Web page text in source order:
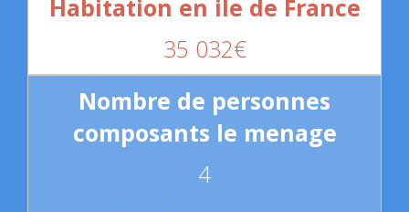
35 032€
4